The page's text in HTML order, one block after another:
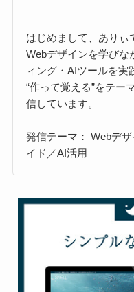
はじめまして、ありぃ
Webデザインを学びな
ィング・AIツールを実
“作って覚える”をテー
信しています。
発信テーマ： Webデ
イド／AI活用